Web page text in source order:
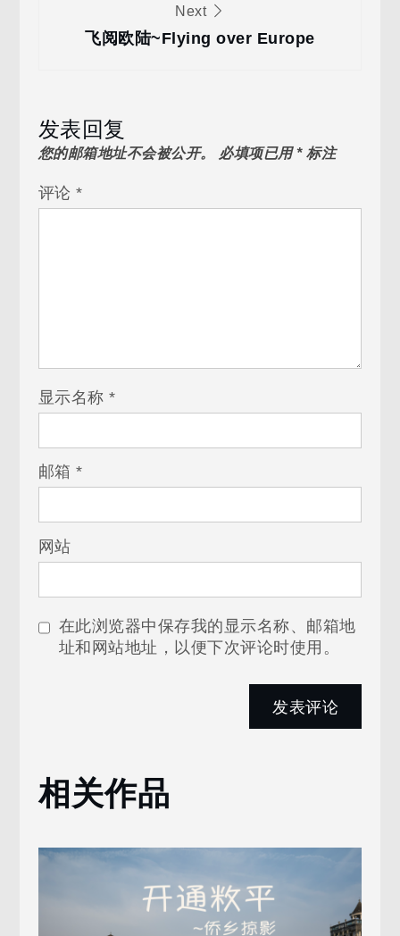
Next
飞阅欧陆~Flying over Europe
发表回复
您的邮箱地址不会被公开。 必填项已用*标注
评论*
显示名称*
邮箱*
网站
在此浏览器中保存我的显示名称、邮箱地
址和网站地址，以便下次评论时使用。
相关作品